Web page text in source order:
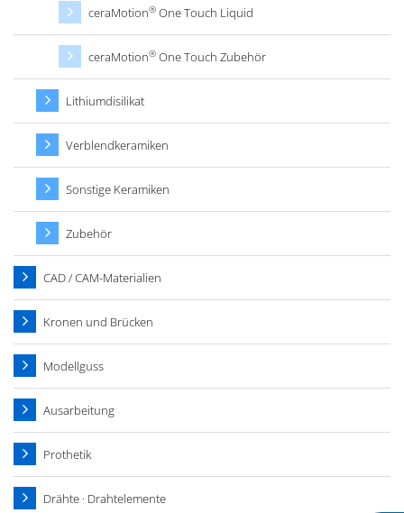
ceraMotion® One Touch Liquid
ceraMotion® One Touch Zubehör
Lithiumdisilikat
Verblendkeramiken
Sonstige Keramiken
Zubehör
CAD / CAM-Materialien
Kronen und Brücken
Modellguss
Ausarbeitung
Prothetik
Drähte · Drahtelemente